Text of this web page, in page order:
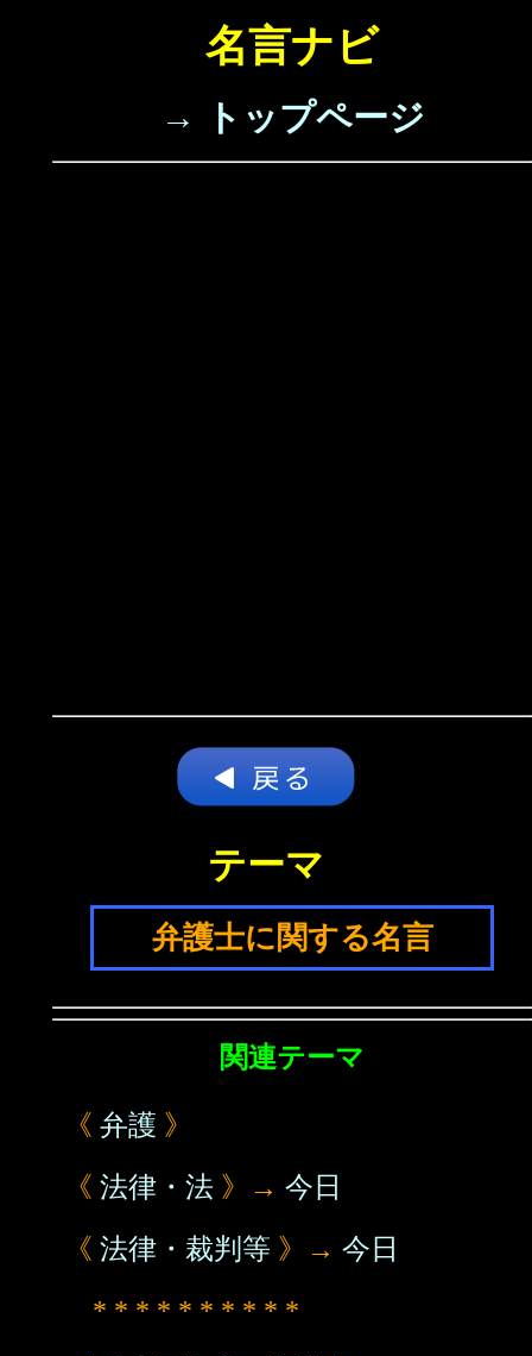
名言ナビ
→ トップページ
テーマ
弁護士に関する名言
関連テーマ
《 弁護 》
《 法律・法 》→ 今日
《 法律・裁判等 》→ 今日
* * * * * * * * * *